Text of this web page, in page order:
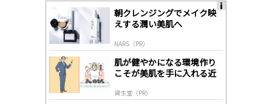
朝クレンジングでメイク映
えする潤い美肌へ
NARS（PR）
肌が健やかになる環境作り
こそが美肌を手に入れる近
資生堂（PR）